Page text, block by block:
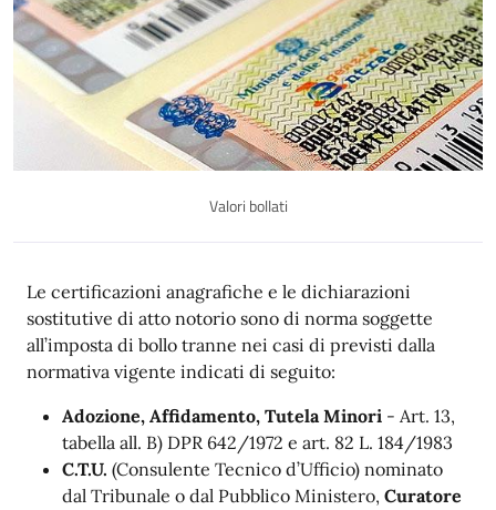
Valori bollati
Descrizione
Le certificazioni anagrafiche e le dichiarazioni
sostitutive di atto notorio sono di norma soggette
all’imposta di bollo tranne nei casi di previsti dalla
normativa vigente indicati di seguito:
Adozione, Affidamento, Tutela Minori - Art. 13,
tabella all. B) DPR 642/1972 e art. 82 L. 184/1983
C.T.U. (Consulente Tecnico d’Ufficio) nominato
dal Tribunale o dal Pubblico Ministero, Curatore